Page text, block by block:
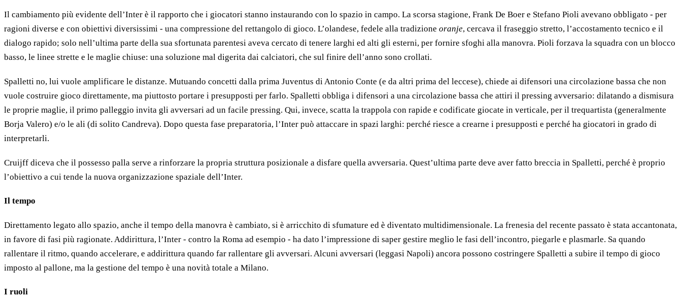
Il cambiamento più evidente dell’Inter è il rapporto che i giocatori stanno instaurando con lo spazio in campo. La scorsa stagione, Frank De Boer e Stefano Pioli avevano obbligato - per
ragioni diverse e con obiettivi diversissimi - una compressione del rettangolo di gioco. L’olandese, fedele alla tradizione oranje, cercava il fraseggio stretto, l’accostamento tecnico e il
dialogo rapido; solo nell’ultima parte della sua sfortunata parentesi aveva cercato di tenere larghi ed alti gli esterni, per fornire sfoghi alla manovra. Pioli forzava la squadra con un blocco
basso, le linee strette e le maglie chiuse: una soluzione mal digerita dai calciatori, che sul finire dell’anno sono crollati.
Spalletti no, lui vuole amplificare le distanze. Mutuando concetti dalla prima Juventus di Antonio Conte (e da altri prima del leccese), chiede ai difensori una circolazione bassa che non
vuole costruire gioco direttamente, ma piuttosto portare i presupposti per farlo. Spalletti obbliga i difensori a una circolazione bassa che attiri il pressing avversario: dilatando a dismisura
le proprie maglie, il primo palleggio invita gli avversari ad un facile pressing. Qui, invece, scatta la trappola con rapide e codificate giocate in verticale, per il trequartista (generalmente
Borja Valero) e/o le ali (di solito Candreva). Dopo questa fase preparatoria, l’Inter può attaccare in spazi larghi: perché riesce a crearne i presupposti e perché ha giocatori in grado di
interpretarli.
Cruijff diceva che il possesso palla serve a rinforzare la propria struttura posizionale a disfare quella avversaria. Quest’ultima parte deve aver fatto breccia in Spalletti, perché è proprio
l’obiettivo a cui tende la nuova organizzazione spaziale dell’Inter.
Il tempo
Direttamento legato allo spazio, anche il tempo della manovra è cambiato, si è arricchito di sfumature ed è diventato multidimensionale. La frenesia del recente passato è stata accantonata,
in favore di fasi più ragionate. Addirittura, l’Inter - contro la Roma ad esempio - ha dato l’impressione di saper gestire meglio le fasi dell’incontro, piegarle e plasmarle. Sa quando
rallentare il ritmo, quando accelerare, e addirittura quando far rallentare gli avversari. Alcuni avversari (leggasi Napoli) ancora possono costringere Spalletti a subire il tempo di gioco
imposto al pallone, ma la gestione del tempo è una novità totale a Milano.
I ruoli